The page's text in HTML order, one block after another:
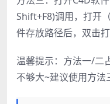
Shift+F8)调用，打开
件存放路径后，双击打
温馨提示：方法一/二
不够大~建议使用方法